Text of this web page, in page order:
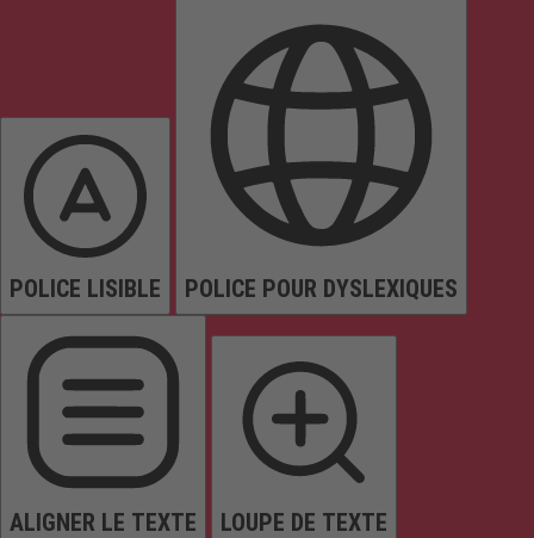
POLICE LISIBLE POLICE POUR DYSLEXIQUES
ALIGNER LE TEXTE LOUPE DE TEXTE